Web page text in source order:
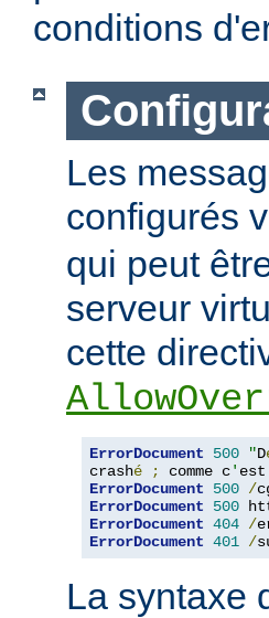
conditions
Les
configurés
qui peut
serveur
cette
ErrorDocument 500 "D
crashé ; comme c' est
ErrorDocument
500 /
ErrorDocument
500
ErrorDocument 404 /
ErrorDocument 401 /
La syntaxe